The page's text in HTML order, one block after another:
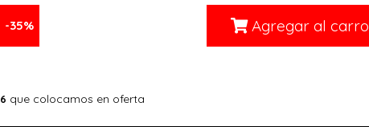
-35%
6 que colocamos en oferta
Agregar al carro